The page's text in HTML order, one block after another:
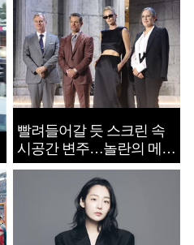
빨려들어갈 듯 스크린 속
시공간 변주…놀란의 메시
지는 ‘전쟁 속죄’